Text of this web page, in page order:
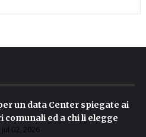
un data Center spiegate ai
comunali ed a chi li elegge
Jul 02, 2026